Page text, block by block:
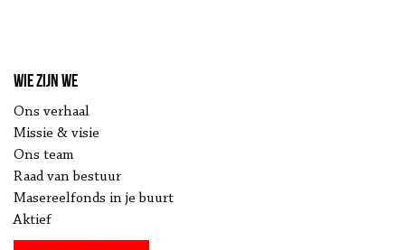
Wie zijn we
Ons verhaal
Missie & visie
Ons team
Raad van bestuur
Masereelfonds in je buurt
Aktief